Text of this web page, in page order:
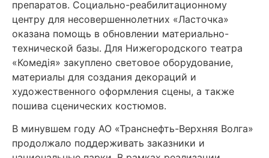
препаратов. Социально-реабилитационному
центру для несовершеннолетних «Ласточка»
оказана помощь в обновлении материально-
технической базы. Для Нижегородского театра
«Комедiя» закуплено световое оборудование,
материалы для создания декораций и
художественного оформления сцены, а также
пошива сценических костюмов.
В минувшем году АО «Транснефть-Верхняя Волга»
продолжало поддерживать заказники и